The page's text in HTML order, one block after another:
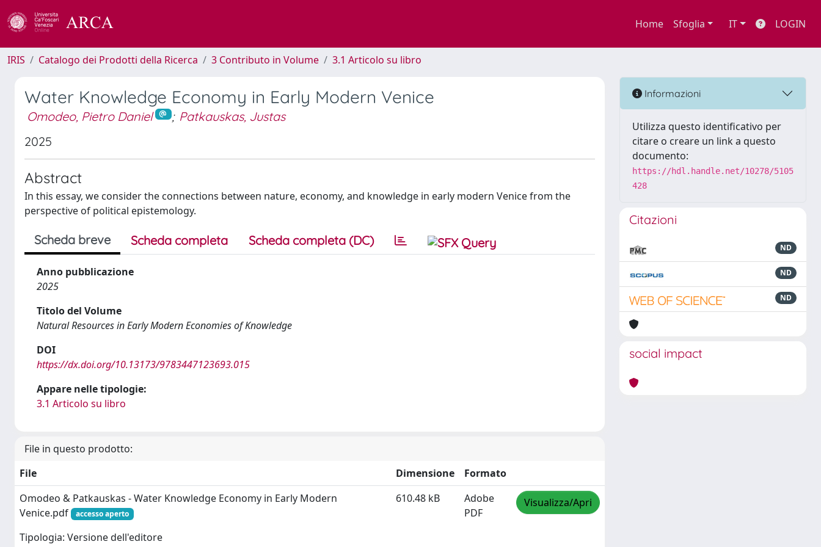
Home Sfoglia IT LOGIN
IRIS Catalogo dei Prodotti della Ricerca 3 Contributo in Volume 3.1 Articolo su libro
Water Knowledge Economy in Early Modern Venice
Omodeo, Pietro Daniel ; Patkauskas, Justas
2025
Abstract
In this essay, we consider the connections between nature, economy, and knowledge in early modern Venice from the
perspective of political epistemology.
Scheda breve Scheda completa Scheda completa (DC)
Anno pubblicazione
2025
Titolo del Volume
Natural Resources in Early Modern Economies of Knowledge
DOI
https://dx.doi.org/10.13173/9783447123693.015
Appare nelle tipologie:
3.1 Articolo su libro
File in questo prodotto:
File
Dimensione
Formato
Omodeo & Patkauskas - Water Knowledge Economy in Early Modern
Venice.pdf
accesso aperto
Tipologia: Versione dell'editore
610.48 kB
Adobe
PDF
Visualizza/Apri
Informazioni
Utilizza questo identificativo per
citare o creare un link a questo
documento:
https://hdl.handle.net/10278/5105
428
Citazioni
ND
ND
ND
social impact